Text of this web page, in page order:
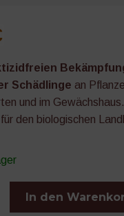
Schädlinge an
und im Gewächshaus.
den biologischen
In den